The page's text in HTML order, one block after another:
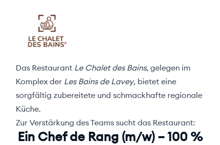
Das Restaurant Le Chalet des Bains, gelegen im
Komplex der Les Bains de Lavey, bietet eine
sorgfältig zubereitete und schmackhafte regionale
Küche.
Zur Verstärkung des Teams sucht das Restaurant:
Ein Chef de Rang (m/w) – 100 %